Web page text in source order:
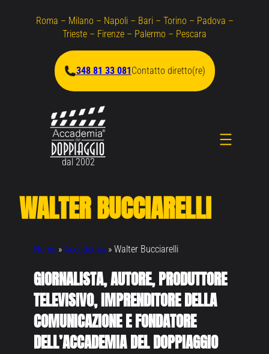
Roma – Milano – Napoli – Bari – Torino – Padova –
Trieste – Firenze – Palermo – Pescara
348 81 33 081Contatto diretto(re)
dal 2002
WALTER BUCCIARELLI
Home » Accademia » Walter Bucciarelli
GIORNALISTA, AUTORE, PRODUTTORE
TELEVISIVO, IMPRENDITORE DELLA
COMUNICAZIONE E FONDATORE
DELL’ACCADEMIA DEL DOPPIAGGIO